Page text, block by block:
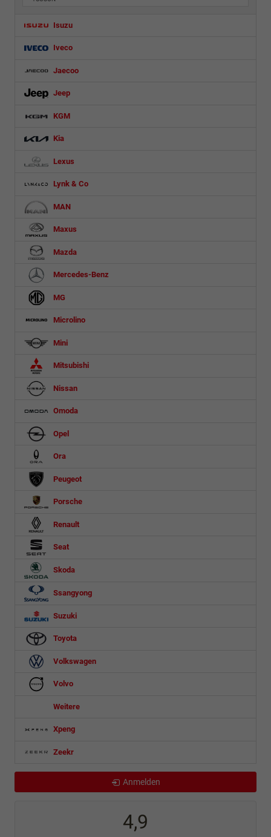
Isuzu
Iveco
Jaecoo
Jeep
KGM
Kia
Lexus
Lynk & Co
MAN
Maxus
Mazda
Mercedes-Benz
MG
Microlino
Mini
Mitsubishi
Nissan
Omoda
Opel
Ora
Peugeot
Porsche
Renault
Seat
Skoda
Ssangyong
Suzuki
Toyota
Volkswagen
Volvo
Weitere
Xpeng
Zeekr
Anmelden
4,9